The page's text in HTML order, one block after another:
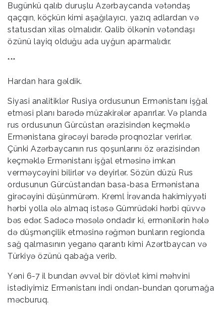
Bugünkü qalıb duruşlu Azərbaycanda vətəndaş
qaçqın, köçkün kimi aşağılayıcı, yazıq adlardan və
statusdan xilas olmalıdır. Qalib ölkənin vətəndaşı
özünü layiq olduğu ada uyğun aparmalıdır.
***
Hardan hara gəldik.
Siyasi analitiklər Rusiya ordusunun Ermənistanı işğal
etməsi planı barədə müzakirələr aparırlar. Və planda
rus ordusunun Gürcüstan ərazisindən keçməklə
Ermənistana girəcəyi barədə proqnozlar verirlər.
Çünki Azərbaycanın rus qoşunlarını öz ərazisindən
keçməklə Ermənistanı işğal etməsinə imkan
verməycəyini bilirlər və deyirlər. Sözün düzü Rus
ordusunun Gürcüstandan basa-basa Ermənistana
girəcəyini düşünmürəm. Kreml İrəvanda hakimiyyəti
hərbi yolla ələ almaq istəsə Gümrüdəki hərbi qüvvə
bəs edər. Sadəcə məsələ ondadır ki, ermənilərin hələ
də düşmənçilik etməsinə rəğmən bunların regionda
sağ qalmasının yeganə qarantı kimi Azərtbaycan və
Türkiyə özünü qabağa verib.
Yəni 6-7 il bundan əvvəl bir dövlət kimi məhvini
istədiyimiz Ermənistanı indi ondan-bundan qorumağa
məcburuq.